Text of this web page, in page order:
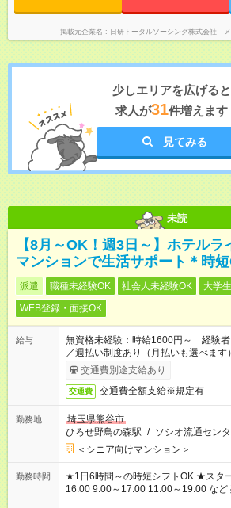
掲載元企業名 日研トータルソーシング株式会社
少しエリアを広げると
求人が31件増えます
見てみる
未読
【8月～OK！週3日～】ホテルラ
マンションで生活サポート＊時
派遣 職種未経験OK 社会人未経験OK 大学
WEB登録・面接OK
給与
無資格未経験：時給1600円～ 経験
／週払い制度あり（月払いも選べま
了次第のお支払いとなります。
交通費別途支給あり
交通費 交通費全額支給※規定有
勤務地
埼玉県熊谷市
ひろせ野鳥の森駅 / ソシオ流通セン
＜シニア向けマンション＞
勤務時間
★1日6時間～の時短シフトOK ★スタート時間選べます！ 7:00～
16:00 9:00～17:00 11:00～19:00 など 残業なし
場合、他のお仕事と合わせ週40時間